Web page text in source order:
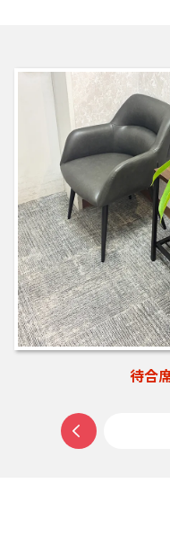
お買い物ついでに、ご相